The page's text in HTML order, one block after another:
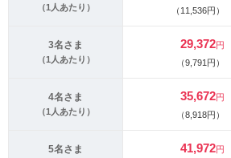
（1人あたり）
（11,536円）
3名さま
（1人あたり）
29,372円
（9,791円）
4名さま
（1人あたり）
35,672円
（8,918円）
5名さま 41,972円